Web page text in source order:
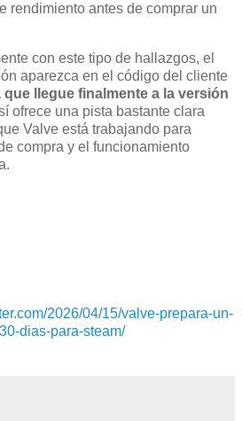
rendimiento antes de comprar un
con este tipo de hallazgos, el
aparezca en el código del cliente
que llegue finalmente a la versión
ofrece una pista bastante clara
Valve está trabajando para
compra y el funcionamiento
2026/04/15/valve-prepara-un-
dias-para-steam/